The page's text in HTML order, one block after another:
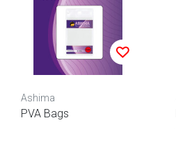
Ashima
PVA Bags